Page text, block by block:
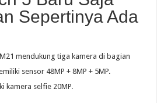
Sepertinya Ada
mendukung tiga kamera di bagian
sensor 48MP + 8MP + 5MP.
kamera selfie 20MP.